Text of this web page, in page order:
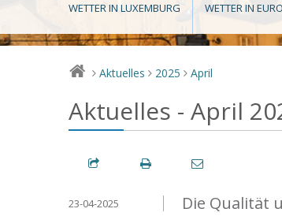
WETTER IN LUXEMBURG WETTER IN
> Aktuelles > 2025 > April
Aktuelles - April
Die Qualität
23-04-2025